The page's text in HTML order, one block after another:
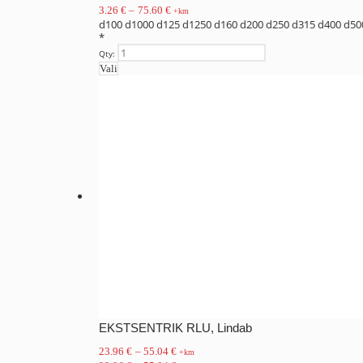
3.26€ – 75.60 € +km
d100d1000d125d1250d160d200d250d315d400
*
Qty:
Vali
EKSTSENTRIK RLU, Lindab
23.96€ – 55.04€ +km